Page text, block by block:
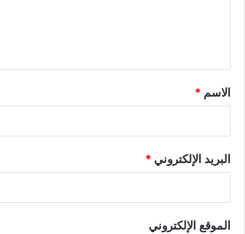
ق
*
الاسم *
البريد الإلكتروني*
الموقع الإلكتروني